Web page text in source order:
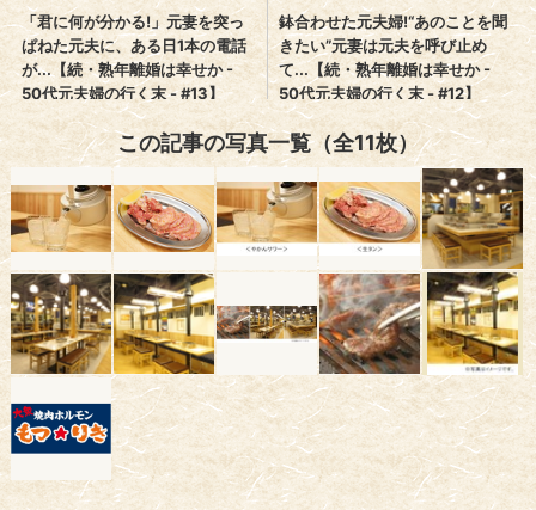
この記事の写真一覧（全11枚）